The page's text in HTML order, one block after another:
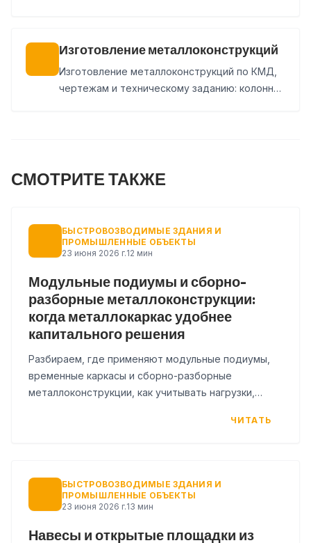
Изготовление металлоконструкций
Изготовление металлоконструкций по КМД,
чертежам и техническому заданию: колонны,
СМОТРИТЕ ТАКЖЕ
БЫСТРОВОЗВОДИМЫЕ ЗДАНИЯ И
ПРОМЫШЛЕННЫЕ ОБЪЕКТЫ
23 июня 2026 г.12 мин
Модульные подиумы и сборно-
разборные металлоконструкции:
когда металлокаркас удобнее
капитального решения
Разбираем, где применяют модульные подиумы,
временные каркасы и сборно-разборные
металлоконструкции, как учитывать нагрузки,
ЧИТАТЬ
БЫСТРОВОЗВОДИМЫЕ ЗДАНИЯ И
ПРОМЫШЛЕННЫЕ ОБЪЕКТЫ
23 июня 2026 г.13 мин
Навесы и открытые площадки из